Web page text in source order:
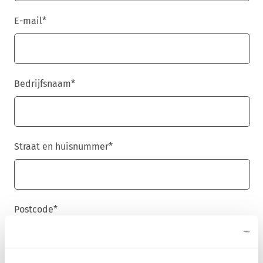
E-mail*
Bedrijfsnaam*
Straat en huisnummer*
Postcode*